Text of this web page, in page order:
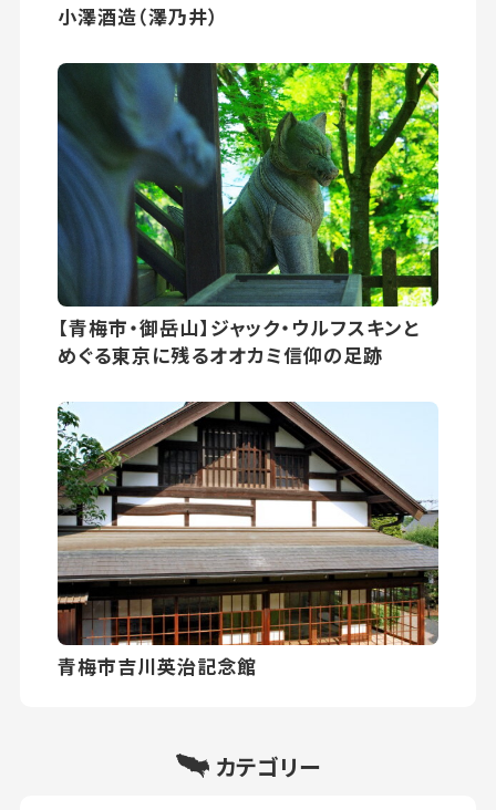
小澤酒造（澤乃井）
【青梅市・御岳山】ジャック・ウルフスキンと
めぐる東京に残るオオカミ信仰の足跡
青梅市吉川英治記念館
カテゴリー